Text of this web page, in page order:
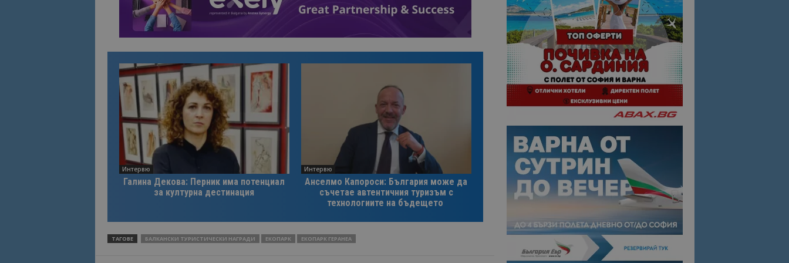
Интервю
Галина Декова: Перник има потенциал
за културна дестинация
Интервю
Анселмо Капороси: България може да
съчетае автентичния туризъм с
технологиите на бъдещето
ТАГОВЕ БАЛКАНСКИ ТУРИСТИЧЕСКИ НАГРАДИ ЕКОПАРК ЕКОПАРК ГЕРАНЕА